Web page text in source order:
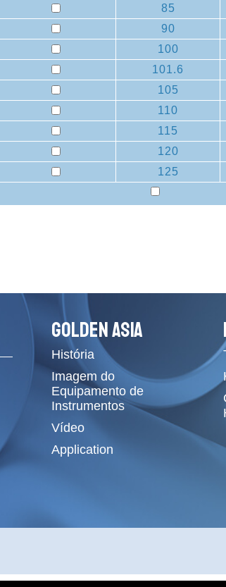
85
90
100
101.6
105
110
115
120
125
GOLDEN ASIA
História
Imagem do
Equipamento de
Instrumentos
Vídeo
Application